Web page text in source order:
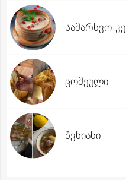
სამარხვო
ცომეული
წვნიანი